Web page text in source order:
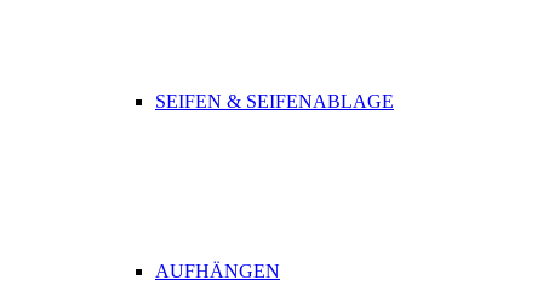
SEIFEN & SEIFENABLAGE
AUFHÄNGEN